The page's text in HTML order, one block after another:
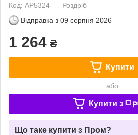
Код: AP5324
Роздріб
Відправка з 09 серпня 2026
1 264 ₴
Купити
або
Купити з
Що таке купити з Пром?